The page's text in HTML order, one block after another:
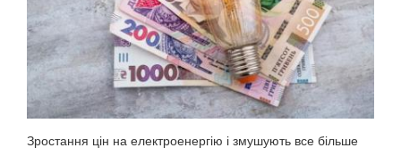
Зростання цін на електроенергію і змушують все більше